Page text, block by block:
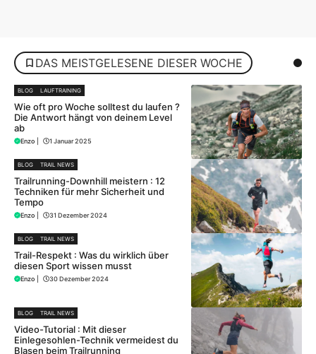
DAS MEISTGELESENE DIESER WOCHE
BLOG LAUFTRAINING
Wie oft pro Woche solltest du laufen ?
Die Antwort hängt von deinem Level
ab
Enzo 1 Januar 2025
BLOG TRAIL NEWS
Trailrunning-Downhill meistern : 12
Techniken für mehr Sicherheit und
Tempo
Enzo 31 Dezember 2024
BLOG TRAIL NEWS
Trail-Respekt : Was du wirklich über
diesen Sport wissen musst
Enzo 30 Dezember 2024
BLOG TRAIL NEWS
Video-Tutorial : Mit dieser
Einlegesohlen-Technik vermeidest du
Blasen beim Trailrunning